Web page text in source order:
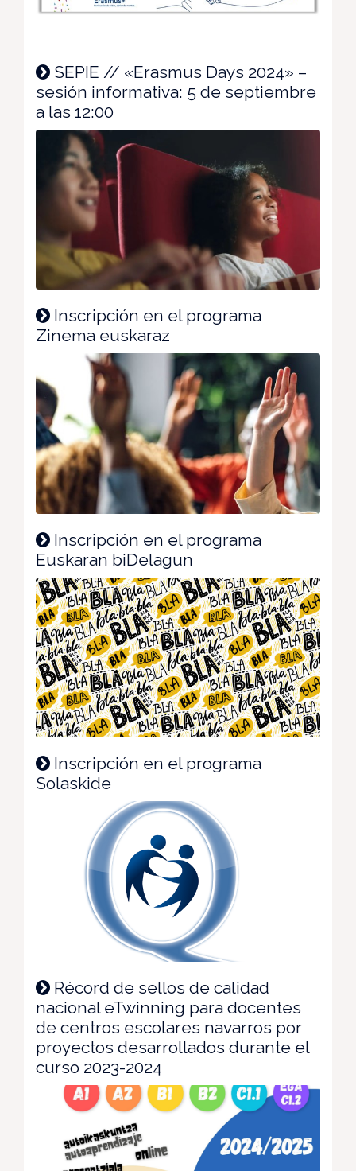
SEPIE // «Erasmus Days 2024» –
sesión informativa: 5 de septiembre
a las 12:00
Inscripción en el programa
Zinema euskaraz
Inscripción en el programa
Euskaran biDelagun
Inscripción en el programa
Solaskide
Récord de sellos de calidad
nacional eTwinning para docentes
de centros escolares navarros por
proyectos desarrollados durante el
curso 2023-2024